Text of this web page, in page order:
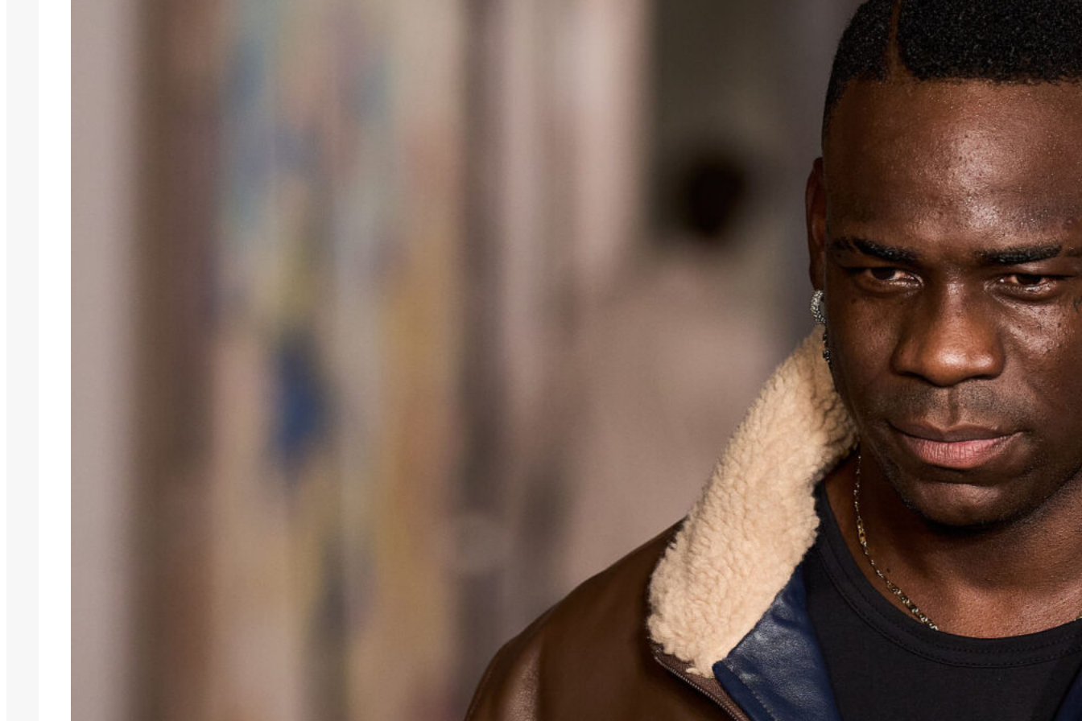
L’ex rossoblù Carparelli riparte dal
Cisano: nuova sfida a 50 anni
Genoa in lutto: è scomparso l’ex
allenatore Pippo Marchioro
6 Agosto 2026